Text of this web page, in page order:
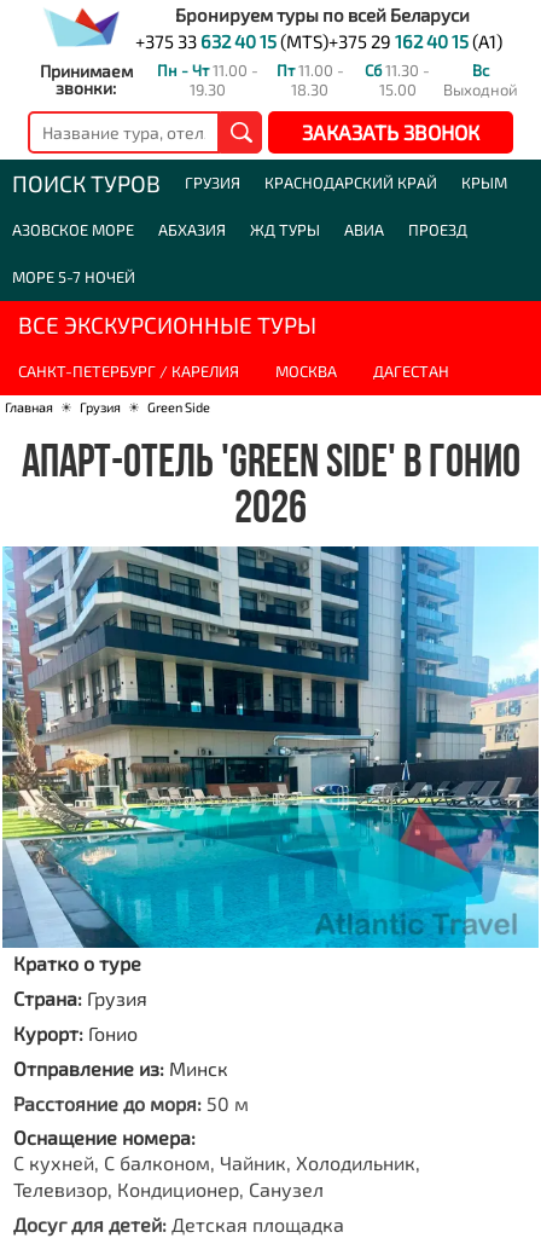
Бронируем туры по всей Беларуси
+375 33 632 40 15(MTS)+375 29 162 40 15(A1)
Принимаем
звонки:
Пн - Чт11.00 -
19.30
Пт11.00 -
18.30
Сб11.30 -
15.00
Вс
Выходной
ЗАКАЗАТЬ ЗВОНОК
ПОИСК ТУРОВ ГРУЗИЯ КРАСНОДАРСКИЙ КРАЙ КРЫМ
АЗОВСКОЕ МОРЕ АБХАЗИЯ ЖД ТУРЫ АВИА ПРОЕЗД
МОРЕ 5-7 НОЧЕЙ
ВСЕ ЭКСКУРСИОННЫЕ ТУРЫ
САНКТ-ПЕТЕРБУРГ / КАРЕЛИЯ МОСКВА ДАГЕСТАН
Главная ☀ Грузия ☀ Green Side
АПАРТ-ОТЕЛЬ 'GREEN SIDE' В ГОНИО
2026
Кратко о туре
Страна: Грузия
Курорт: Гонио
Отправление из: Минск
Расстояние до моря: 50 м
Оснащение номера:
С кухней, С балконом, Чайник, Холодильник,
Телевизор, Кондиционер, Санузел
Досуг для детей: Детская площадка